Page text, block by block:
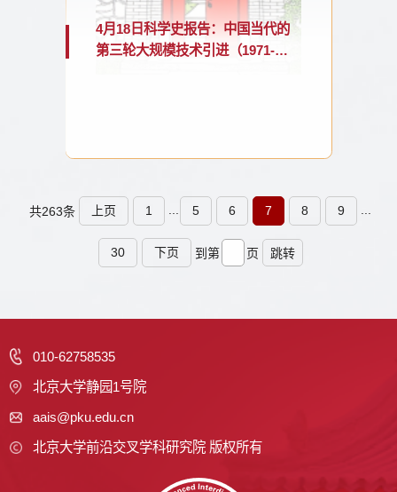
4月18日科学史报告：中国当代的
第三轮大规模技术引进（1971-
共263条 上页 1 5 6 7 8 9
30 下页 到第 页 跳转
010-62758535
北京大学静园1号院
aais@pku.edu.cn
北京大学前沿交叉学科研究院 版权所有